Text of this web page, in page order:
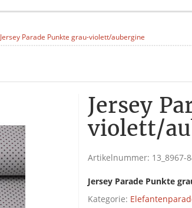
Jersey Parade Punkte grau-violett/aubergine
Jersey
violett/
Artikelnummer: 13_8967-
Jersey Parade Punkte
Kategorie: